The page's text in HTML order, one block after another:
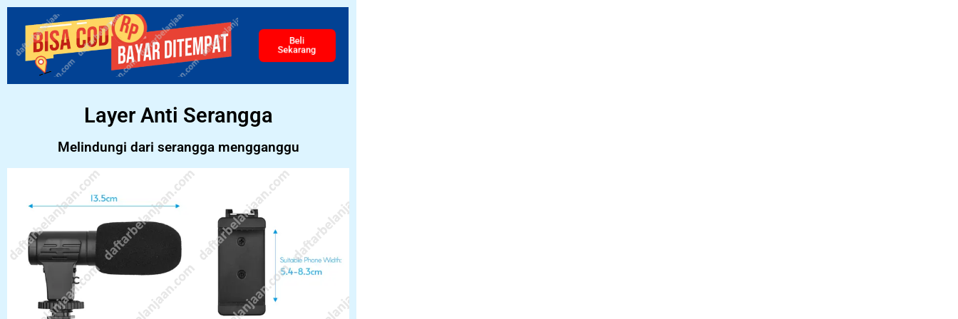
Beli
Sekarang
Layer Anti Serangga
Melindungi dari serangga mengganggu